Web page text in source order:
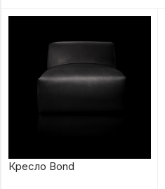
Кресло Bond